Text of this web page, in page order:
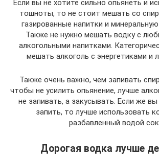
Если вы не хотите сильно опьянеть и
тошноты, то не стоит мешать со
газированные напитки и
Также не нужно мешать водку с
алкогольными напитками.
мешать алкоголь с энергетиками и
Также очень важно, чем запивать
чтобы не усилить опьянение, лучше
не запивать, а закусывать. Если же
запить, то лучше использовать
разбавленный водой
Дорогая водка лучше